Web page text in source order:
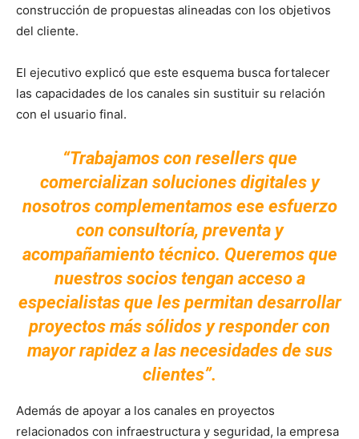
construcción de propuestas alineadas con los objetivos
del cliente.
El ejecutivo explicó que este esquema busca fortalecer
las capacidades de los canales sin sustituir su relación
con el usuario final.
“Trabajamos con resellers que
comercializan soluciones digitales y
nosotros complementamos ese esfuerzo
con consultoría, preventa y
acompañamiento técnico. Queremos que
nuestros socios tengan acceso a
especialistas que les permitan desarrollar
proyectos más sólidos y responder con
mayor rapidez a las necesidades de sus
clientes”.
Además de apoyar a los canales en proyectos
relacionados con infraestructura y seguridad, la empresa